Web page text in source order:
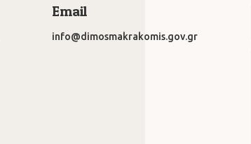
Email
info@dimosmakrakomis.gov.gr